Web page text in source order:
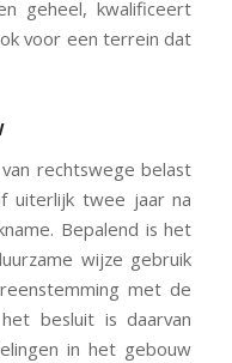
geheel, kwalificeert
voor een terrein dat
rechtswege belast
uiterlijk twee jaar na
Bepalend is het
wijze gebruik
met de
besluit is daarvan
in het gebouw